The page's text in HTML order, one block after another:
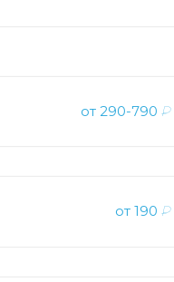
от290-790₽
от190₽